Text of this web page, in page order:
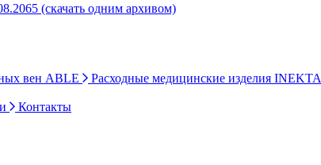
(скачать одним архивом)
вен ABLE Расходные медицинские изделия INEKTA
Контакты